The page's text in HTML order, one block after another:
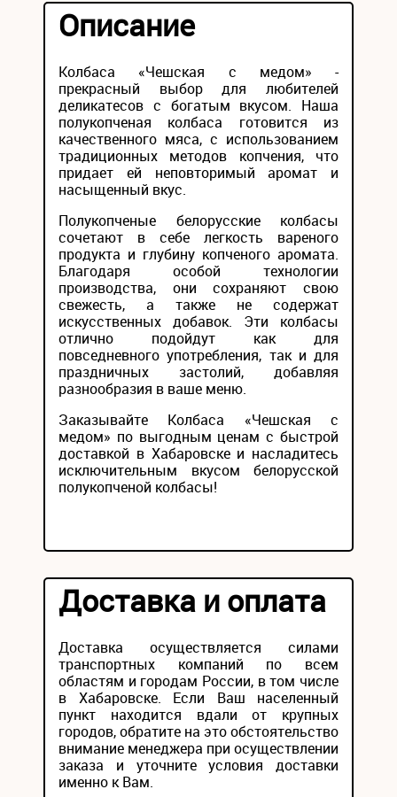
Описание
Колбаса «Чешская с медом» -
прекрасный выбор для любителей
деликатесов с богатым вкусом. Наша
полукопченая колбаса готовится из
качественного мяса, с использованием
традиционных методов копчения, что
придает ей неповторимый аромат и
насыщенный вкус.
Полукопченые белорусские колбасы
сочетают в себе легкость вареного
продукта и глубину копченого аромата.
Благодаря особой технологии
производства, они сохраняют свою
свежесть, а также не содержат
искусственных добавок. Эти колбасы
отлично подойдут как для
повседневного употребления, так и для
праздничных застолий, добавляя
разнообразия в ваше меню.
Заказывайте Колбаса «Чешская с
медом» по выгодным ценам с быстрой
доставкой в Хабаровске и насладитесь
исключительным вкусом белорусской
полукопченой колбасы!
Доставка и оплата
Доставка осуществляется силами
транспортных компаний по всем
областям и городам России, в том числе
в Хабаровске. Если Ваш населенный
пункт находится вдали от крупных
городов, обратите на это обстоятельство
внимание менеджера при осуществлении
заказа и уточните условия доставки
именно к Вам.